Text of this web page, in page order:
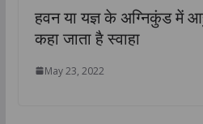
हवन या यज्ञ के अग्निकुंड में
कहा जाता है स्वाहा
May 23, 2022